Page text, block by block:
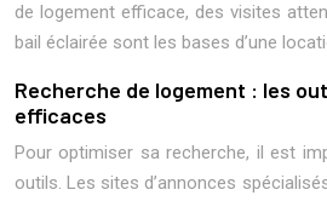
de logement efficace, des visites
bail éclairée sont les bases d’une
Recherche de logement : les
efficaces
Pour optimiser sa recherche, il est
outils. Les sites d’annonces